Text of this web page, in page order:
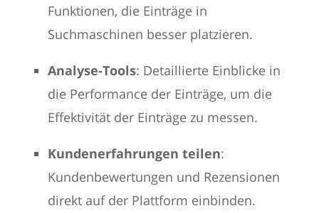
Funktionen, die Einträge in
Suchmaschinen besser platzieren.
Analyse-Tools: Detaillierte Einblicke in
die Performance der Einträge, um die
Effektivität der Einträge zu messen.
Kundenerfahrungen teilen:
Kundenbewertungen und Rezensionen
direkt auf der Plattform einbinden.